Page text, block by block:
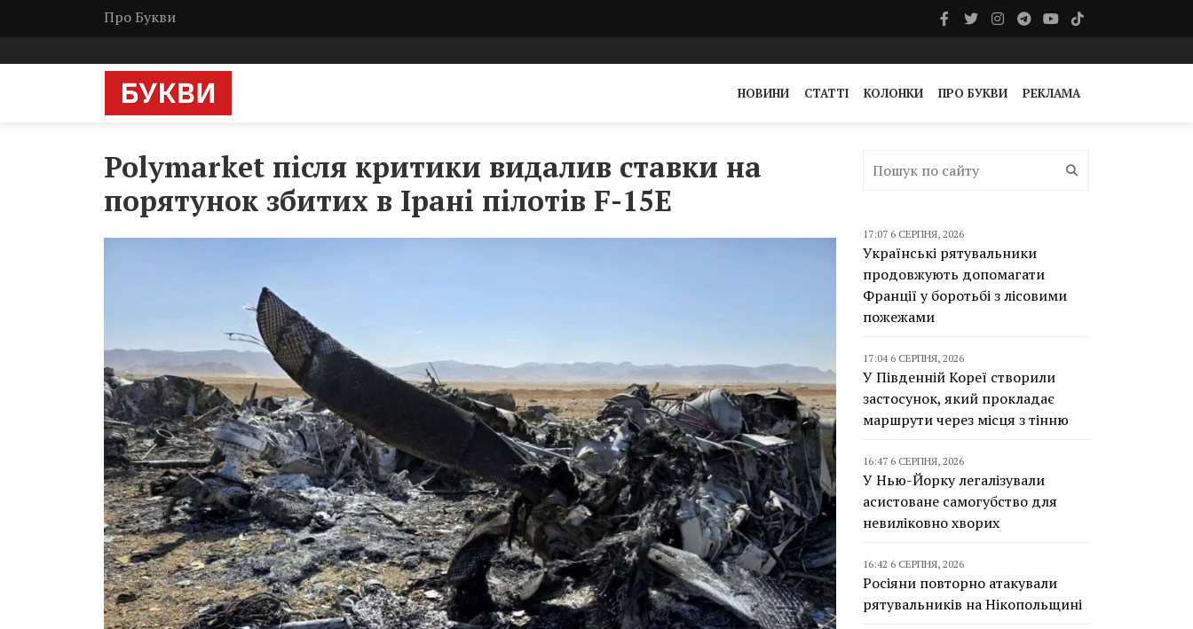
Про Букви
НОВИНИ СТАТТІ КОЛОНКИ ПРО БУКВИ РЕКЛАМА
Polymarket після критики видалив ставки на
порятунок збитих в Ірані пілотів F-15E
17:07 6 СЕРПНЯ, 2026
Українські рятувальники
продовжують допомагати
Франції у боротьбі з лісовими
пожежами
17:04 6 СЕРПНЯ, 2026
У Південній Кореї створили
застосунок, який прокладає
маршрути через місця з тінню
16:47 6 СЕРПНЯ, 2026
У Нью-Йорку легалізували
асистоване самогубство для
невиліковно хворих
16:42 6 СЕРПНЯ, 2026
Росіяни повторно атакували
рятувальників на Нікопольщині